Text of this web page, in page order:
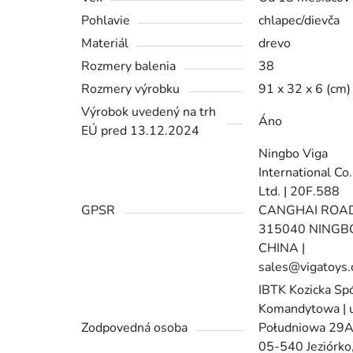
Pohlavie
chlapec/dievča
Materiál
drevo
Rozmery balenia
38
Rozmery výrobku
91 x 32 x 6 (cm)
Výrobok uvedený na trh
EÚ pred 13.12.2024
Áno
GPSR
Ningbo Viga
International
Ltd. | 20F.588
CANGHAI
315040
CHINA |
Zodpovedná osoba
IBTK Kozicka
Komandytowa |
Południowa
05-540 Jeziórko,